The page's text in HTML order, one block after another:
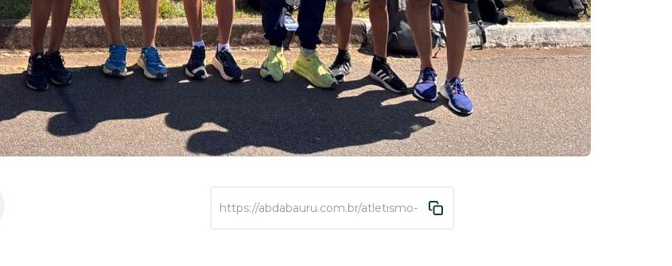
https://abdabauru.com.br/atletismo-trofeuadhemar-